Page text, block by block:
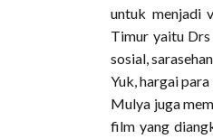
untuk menjadi
Timur yaitu Drs
sosial,
Yuk, hargai
Mulya juga
film yang